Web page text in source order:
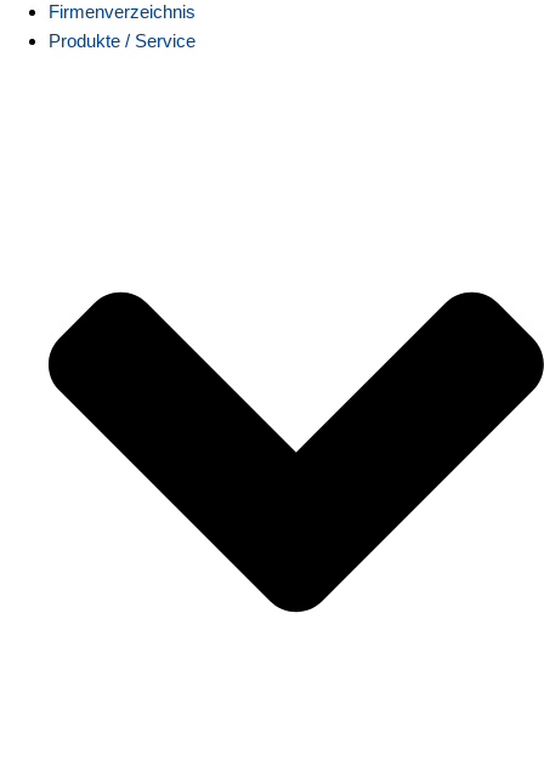
Firmenverzeichnis
Produkte / Service